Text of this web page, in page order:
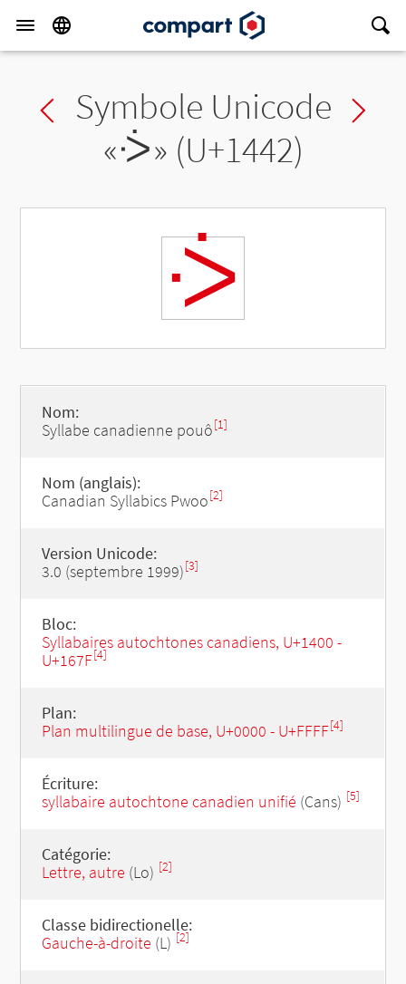
Previous char
Symbole Unicode
«ᑂ» (U+1442)
ᑂ
Nom:
Syllabe canadienne pouô[1]
Nom (anglais):
Canadian Syllabics Pwoo[2]
Version Unicode:
3.0 (septembre 1999)[3]
Bloc:
Syllabaires autochtones canadiens, U+1400 -
U+167F[4]
Plan:
Plan multilingue de base, U+0000 - U+FFFF[4]
Écriture:
syllabaire autochtone canadien unifié (Cans) [5]
Catégorie:
Lettre, autre (Lo) [2]
Classe bidirectionelle:
Gauche-à-droite (L) [2]